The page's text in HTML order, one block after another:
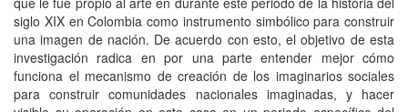
siglo XIX en Colombia como instrumento simbólico para construir
una imagen de nación. De acuerdo con esto, el objetivo de esta
investigación radica en por una parte entender mejor cómo
funciona el mecanismo de creación de los imaginarios sociales
para construir comunidades nacionales imaginadas, y hacer